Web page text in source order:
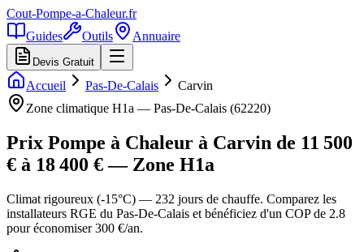
Cout-Pompe-a-Chaleur.fr
Guides
Outils Annuaire
Devis Gratuit
Accueil Pas-De-Calais
Carvin
Zone climatique H1a — Pas-De-Calais (62220)
Prix Pompe à Chaleur à Carvin de 11 500
€ à 18 400 € — Zone H1a
Climat rigoureux (-15°C) — 232 jours de chauffe. Comparez les
installateurs RGE du Pas-De-Calais et bénéficiez d'un COP de 2.8
pour économiser 300 €/an.